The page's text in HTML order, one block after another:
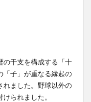
干支を構成する「十
「子」が重なる縁起の
れました。野球以外の
られました。